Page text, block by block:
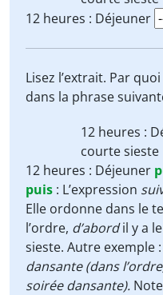
12 heures : Déjeuner
Lisez l’extrait. Par
dans la phrase
12 heures :
courte sieste
12 heures : Déjeuner
puis : L’expression
Elle ordonne dans le
l’ordre, d’abordil y a
sieste. Autre exemple :
dansante (dans
soirée dansante).